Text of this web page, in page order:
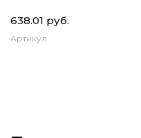
638.01 руб.
Артикул